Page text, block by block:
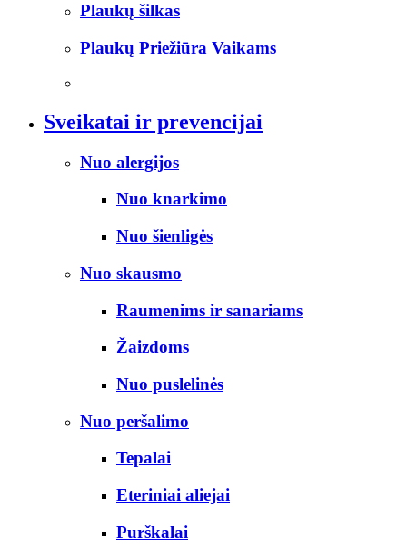
Plaukų šilkas
Plaukų Priežiūra Vaikams
Sveikatai ir prevencijai
Nuo alergijos
Nuo knarkimo
Nuo šienligės
Nuo skausmo
Raumenims ir sanariams
Žaizdoms
Nuo puslelinės
Nuo peršalimo
Tepalai
Eteriniai aliejai
Purškalai